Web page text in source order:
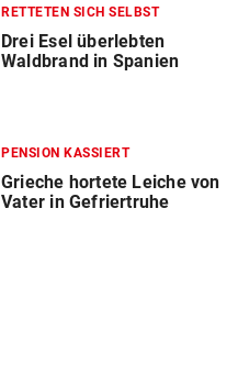
RETTETEN SICH SELBST
Drei Esel überlebten
Waldbrand in Spanien
PENSION KASSIERT
Grieche hortete Leiche von
Vater in Gefriertruhe